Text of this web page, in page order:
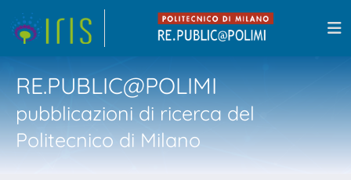
RE.PUBLIC@POLIMI
pubblicazioni di ricerca del
Politecnico di Milano